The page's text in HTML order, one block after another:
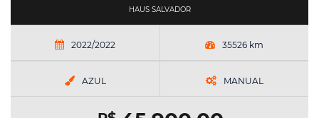
HAUS SALVADOR
2022/2022 35526 km
AZUL MANUAL